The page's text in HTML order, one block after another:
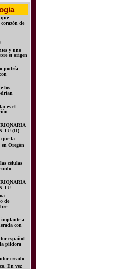
de
y uno
el origen
podría
los
es el
TÚ (II)
que la
en Oregón
células
TÚ
de
a
con
español
la píldora
creado
En vez